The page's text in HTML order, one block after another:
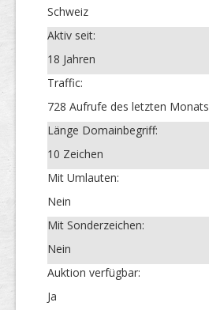
Schweiz
Aktiv seit:
18 Jahren
Traffic:
728 Aufrufe des letzten Monats
Länge Domainbegriff:
10 Zeichen
Mit Umlauten:
Nein
Mit Sonderzeichen:
Nein
Auktion verfügbar:
Ja